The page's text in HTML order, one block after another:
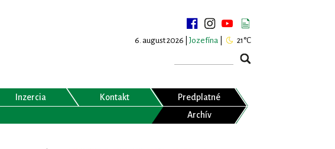
6. august 2026 | Jozefína 21°C
Inzercia Kontakt
Predplatné
Archív